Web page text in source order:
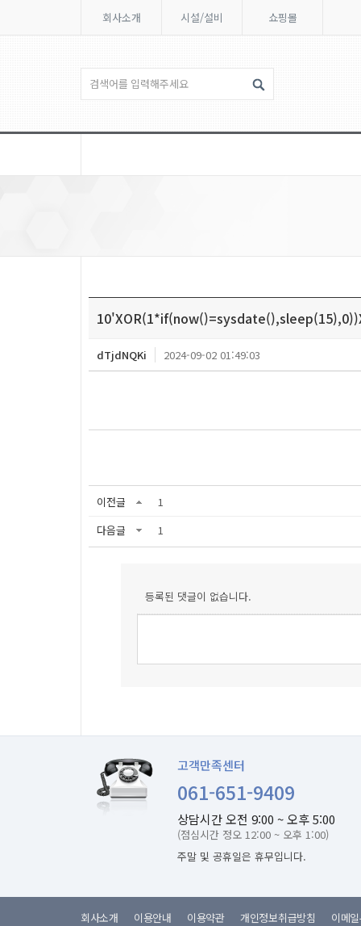
회사소개 시설/설비 쇼핑몰
dTjdNQKi 2024-09-02 01:49:03
이전글
1
다음글
1
등록된 댓글이 없습니다.
고객만족센터
061-651-9409
상담시간 오전 9:00 ~ 오후 5:00
(점심시간 정오 12:00 ~ 오후 1:00)
주말 및 공휴일은 휴무입니다.
회사소개 이용안내 이용약관 개인정보취급방침 이메